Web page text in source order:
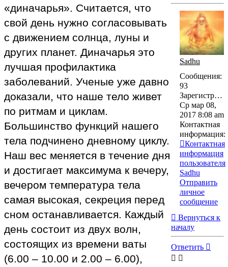
«диначарья». Считается, что
свой день нужно согласовывать
с движением солнца, луны и
других планет. Диначарья это
лучшая профилактика
заболеваний. Ученые уже давно
доказали, что наше тело живет
по ритмам и циклам.
Большинство функций нашего
тела подчинено дневному циклу.
Наш вес меняется в течение дня
и достигает максимума к вечеру,
вечером температура тела
самая высокая, секреция перед
сном останавливается. Каждый
день состоит из двух волн,
состоящих из времени ваты
(6.00 – 10.00 и 2.00 – 6.00),
Sadhu
Сообщения:
93
Зарегистрирован:
Ср мар 08,
2017 8:08 am
Контактная
информация:
Контактная
информация
пользователя
Sadhu
Отправить
личное
сообщение
Вернуться к
началу
Ответить